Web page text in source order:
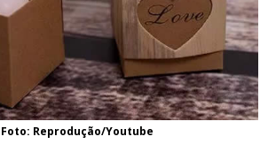
Foto: Reprodução/Youtube